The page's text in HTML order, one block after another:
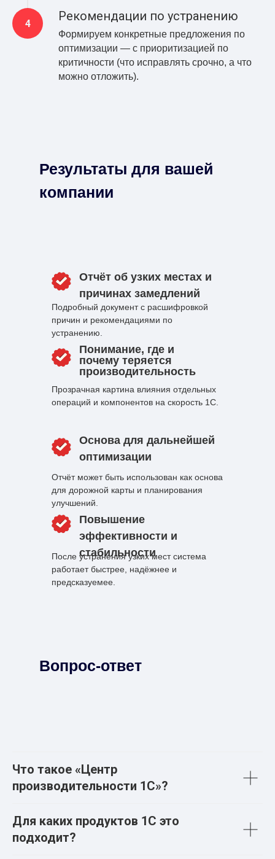
Рекомендации по устранению
Формируем конкретные предложения по
оптимизации — с приоритизацией по
критичности (что исправлять срочно, а что
можно отложить).
Результаты для вашей
компании
Отчёт об узких местах и
причинах замедлений
Подробный документ с расшифровкой
причин и рекомендациями по
устранению.
Понимание, где и
почему теряется
производительность
Прозрачная картина влияния отдельных
операций и компонентов на скорость 1С.
Основа для дальнейшей
оптимизации
Отчёт может быть использован как основа
для дорожной карты и планирования
улучшений.
Повышение
эффективности и
стабильности
После устранения узких мест система
работает быстрее, надёжнее и
предсказуемее.
Вопрос-ответ
Что такое «Центр
производительности 1С»?
Для каких продуктов 1С это
подходит?